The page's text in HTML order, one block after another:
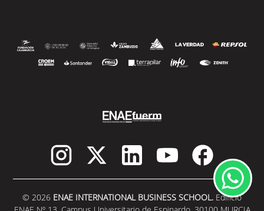
© 2026 ENAE INTERNATIONAL BUSINESS SCHOOL. Edificio